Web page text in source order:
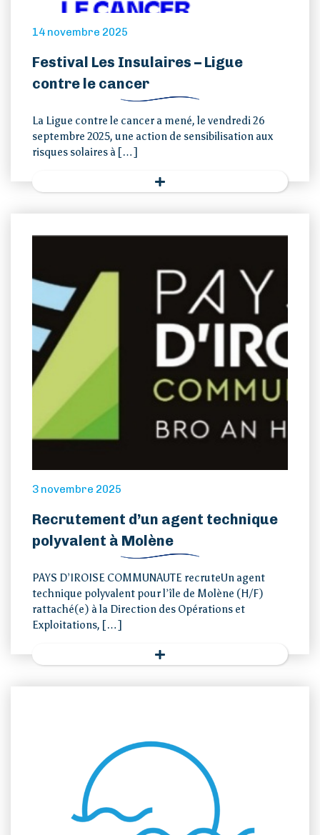
Loi îles
métropolitaines
Visiter
Vivre
Actions de l’AIP
Presse
Contact
14 novembre 2025
Festival Les Insulaires – Ligue
contre le cancer
La Ligue contre le cancer a mené, le vendredi 26
septembre 2025, une action de sensibilisation aux
risques solaires à […]
3 novembre 2025
Recrutement d’un agent technique
polyvalent à Molène
PAYS D’IROISE COMMUNAUTE recruteUn agent
technique polyvalent pour l’île de Molène (H/F)
rattaché(e) à la Direction des Opérations et
Exploitations, […]